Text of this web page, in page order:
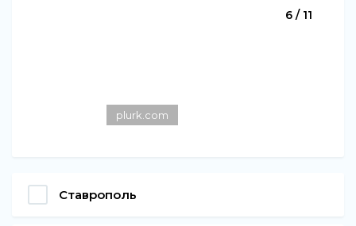
6 / 11
plurk.com
Ставрополь